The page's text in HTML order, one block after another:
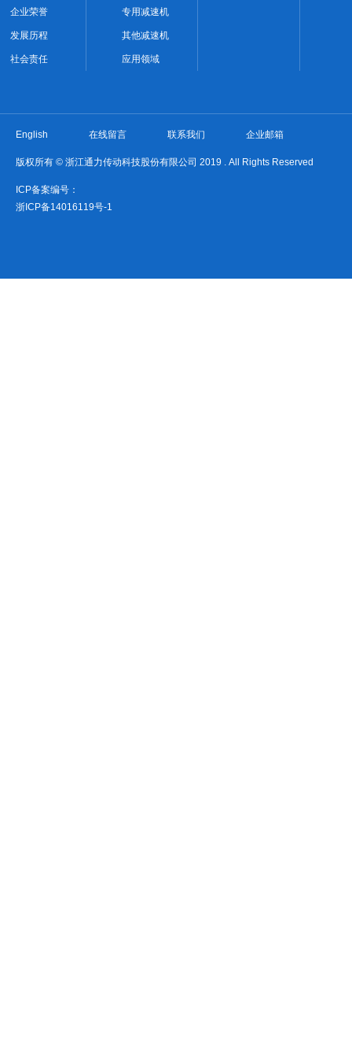
专用减速机
其他减速机
应用领域
企业荣誉
发展历程
社会责任
English 在线留言 联系我们 企业邮箱
版权所有 © 浙江通力传动科技股份有限公司 2019 . All Rights Reserved
ICP备案编号：
浙ICP备14016119号-1